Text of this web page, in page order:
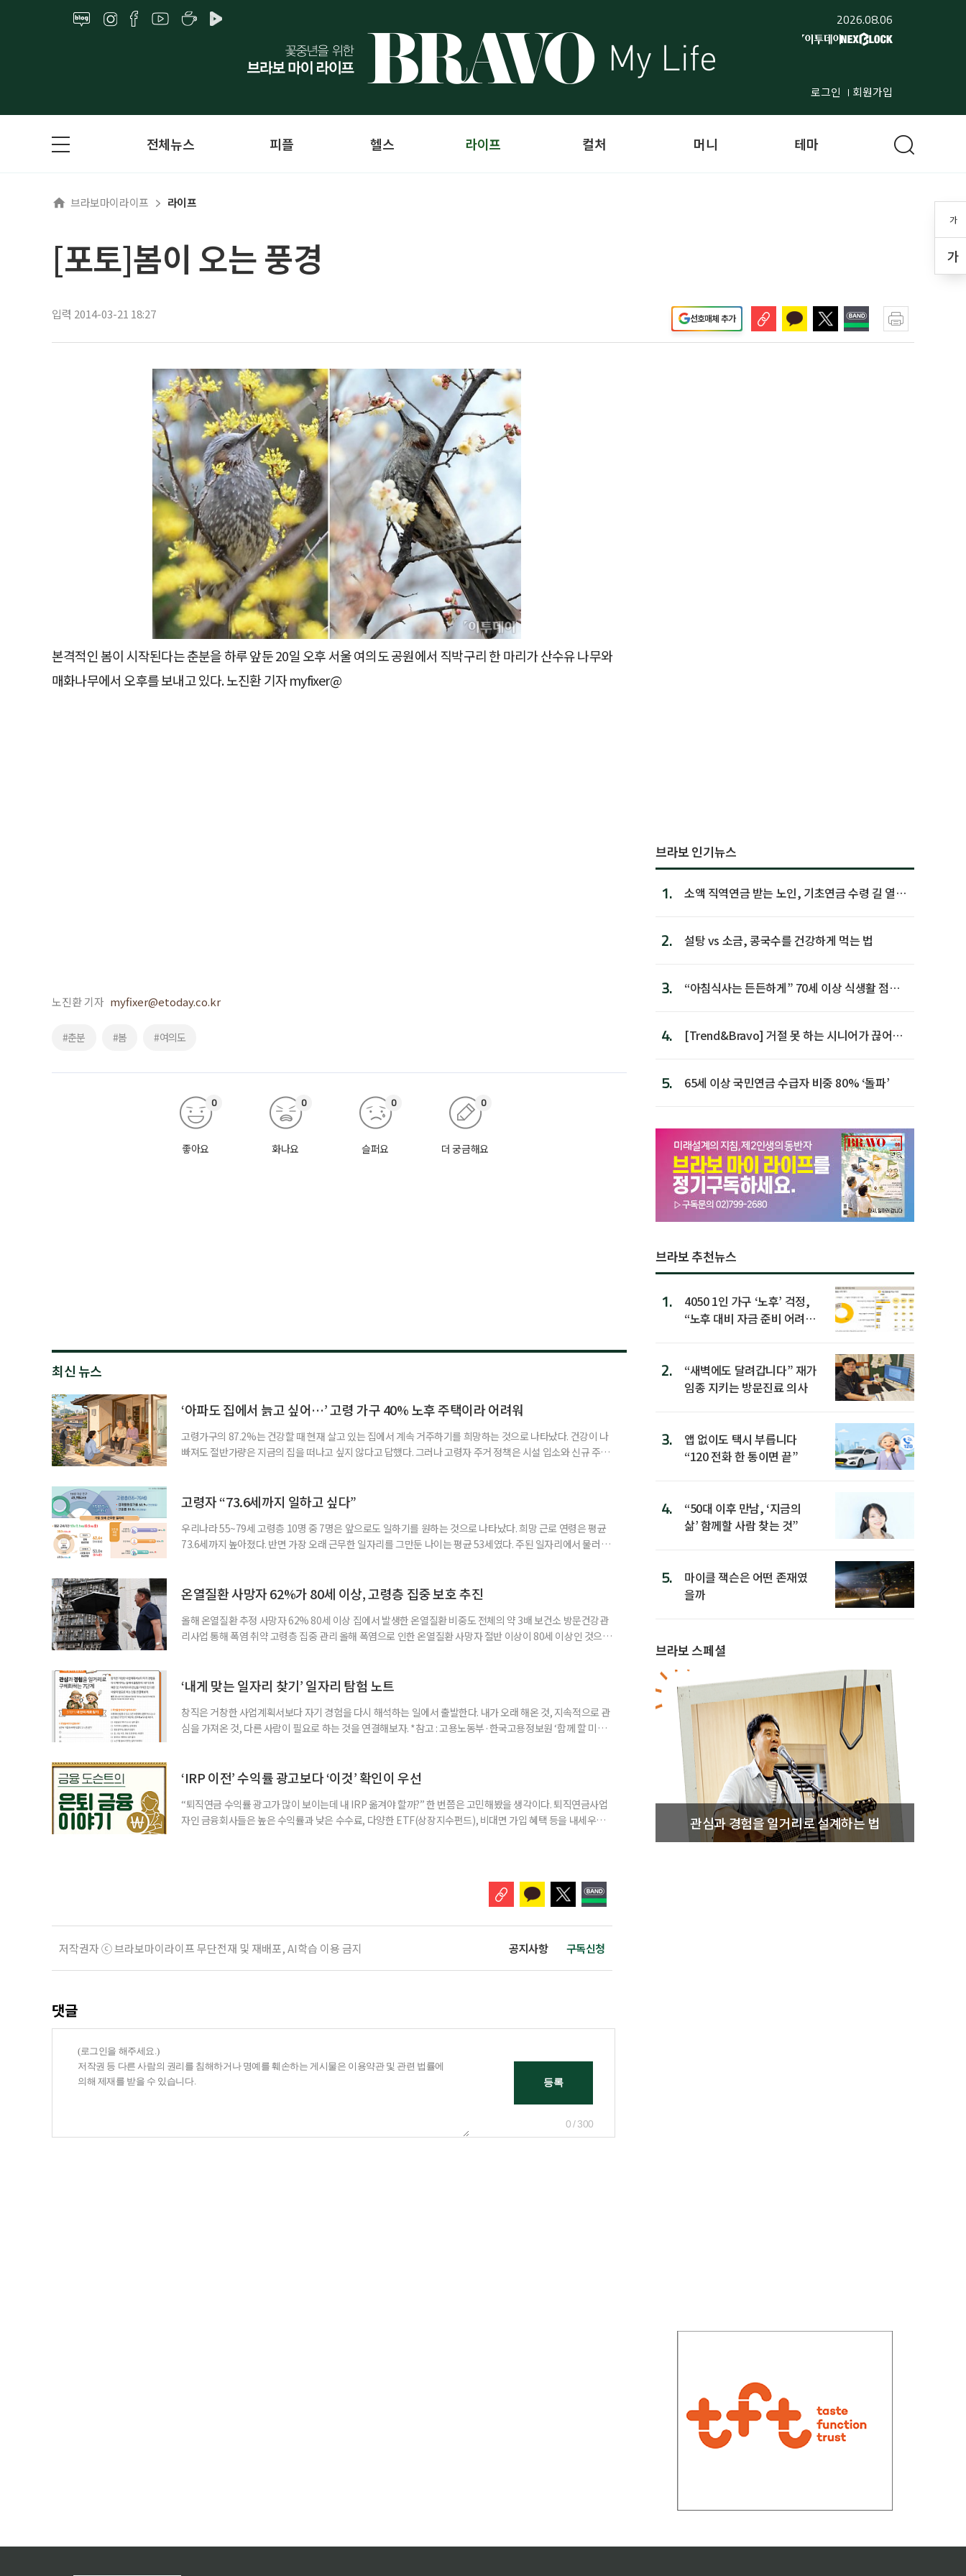
2026.08.06
로그인 회원가입
가
가
전체뉴스 피플 헬스 라이프 컬처 머니 테마
브라보마이라이프 라이프
[포토]봄이 오는 풍경
입력 2014-03-21 18:27 선호매체 추가
본격적인 봄이 시작된다는 춘분을 하루 앞둔 20일 오후 서울 여의도 공원에서 직박구리 한 마리가 산수유 나무와
매화나무에서 오후를 보내고 있다. 노진환 기자 myfixer@
노진환 기자 myfixer@etoday.co.kr
#춘분 #봄 #여의도
좋아요
0
화나요
0
슬퍼요
0
더 궁금해요
0
최신 뉴스
‘아파도 집에서 늙고 싶어…’ 고령 가구 40% 노후 주택이라 어려워
고령가구의 87.2%는 건강할 때 현재 살고 있는 집에서 계속 거주하기를 희망하는 것으로 나타났다. 건강이 나
빠져도 절반가량은 지금의 집을 떠나고 싶지 않다고 답했다. 그러나 고령자 주거 정책은 시설 입소와 신규 주택
여름호에 실린 ‘통합돌봄 시행에 따른 고령자 주거-돌봄 협업 체계 구축 방안’ 보고서는 고
고령자 “73.6세까지 일하고 싶다”
우리나라 55~79세 고령층 10명 중 7명은 앞으로도 일하기를 원하는 것으로 나타났다. 희망 근로 연령은 평균
73.6세까지 높아졌다. 반면 가장 오래 근무한 일자리를 그만둔 나이는 평균 53세였다. 주된 일자리에서 물러난
7000명으로, 1년 전보다 57만 명 증가했다. 15세 이상 인구에서 차지하는 비중은
온열질환 사망자 62%가 80세 이상, 고령층 집중 보호 추진
올해 온열질환 추정 사망자 62% 80세 이상 집에서 발생한 온열질환 비중도 전체의 약 3배 보건소 방문건강관
리사업 통해 폭염 취약 고령층 집중 관리 올해 폭염으로 인한 온열질환 사망자 절반 이상이 80세 이상인 것으로
고령층은 825명(33.8%), 80세 이상은 300명(12.3%)으로 집계됐다. 연령별 환자 수
‘내게 맞는 일자리 찾기’ 일자리 탐험 노트
창직은 거창한 사업계획서보다 자기 경험을 다시 해석하는 일에서 출발한다. 내가 오래 해온 것, 지속적으로 관
심을 가져온 것, 다른 사람이 필요로 하는 것을 연결해보자. *참고 : 고용노동부·한국고용정보원 ‘함께 할 미래
2._______________ 3._______________ ▷ 그중 내가 직접 해볼 만
‘IRP 이전’ 수익률 광고보다 ‘이것’ 확인이 우선
“퇴직연금 수익률 광고가 많이 보이는데 내 IRP 옮겨야 할까?” 한 번쯤은 고민해봤을 생각이다. 퇴직연금사업
자인 금융회사들은 높은 수익률과 낮은 수수료, 다양한 ETF(상장지수펀드), 비대면 가입 혜택 등을 내세우며
저작권자 ⓒ 브라보마이라이프 무단전재 및 재배포, AI학습 이용 금지 공지사항 구독신청
댓글
0 / 300
브라보 인기뉴스
1.
소액 직역연금 받는 노인, 기초연금 수령 길 열린
2. 설탕 vs 소금, 콩국수를 건강하게 먹는 법
3.
“아침식사는 든든하게” 70세 이상 식생활 점수
4.
[Trend&Bravo] 거절 못 하는 시니어가 끊어야
5. 65세 이상 국민연금 수급자 비중 80% ‘돌파’
브라보 추천뉴스
1.
4050 1인 가구 ‘노후’ 걱정,
“노후 대비 자금 준비 어려
2.
“새벽에도 달려갑니다” 재가
임종 지키는 방문진료 의사
3.
앱 없이도 택시 부릅니다
“120 전화 한 통이면 끝”
4.
“50대 이후 만남, ‘지금의
삶’ 함께할 사람 찾는 것”
5.
마이클 잭슨은 어떤 존재였
을까
브라보 스페셜
관심과 경험을 일거리로 설계하는 법